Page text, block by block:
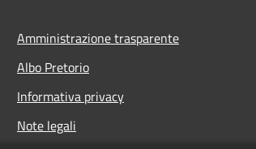
Amministrazione trasparente
Albo Pretorio
Informativa privacy
Note legali